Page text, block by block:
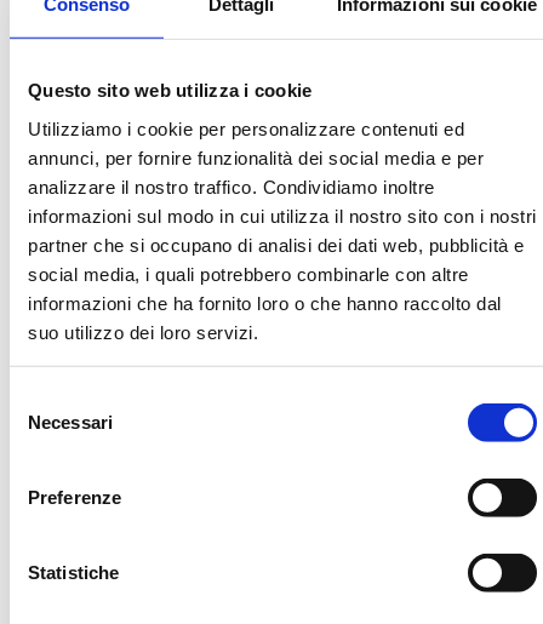
Questo sito web utilizza i cookie
Utilizziamo i cookie per personalizzare contenuti ed
annunci, per fornire funzionalità dei social media e per
analizzare il nostro traffico. Condividiamo inoltre
informazioni sul modo in cui utilizza il nostro sito con i nostri
partner che si occupano di analisi dei dati web, pubblicità e
social media, i quali potrebbero combinarle con altre
informazioni che ha fornito loro o che hanno raccolto dal
suo utilizzo dei loro servizi.
delNecessari
Preferenze
Statistiche
In questo modo, la prima fase di “
un percorso educativo progressivo, capace di parlare a ogni
fascia d’età con strumenti adeguati, rafforzando non solo le
conoscenze, ma anche il senso di responsabilità e di
Questa prima fase ha costruito qualcosa di solido: non solo
informazione, ma consapevolezza; non solo lezioni, ma pratiche
condivise; non solo scuola, ma comunità. Perché quando un
bambino impara a lavarsi correttamente le mani, quando una
educativo, il cambiamento non resta chiuso dentro l’aula. Entra
nelle case, coinvolge le madri, raggiunge le famiglie e si trasforma